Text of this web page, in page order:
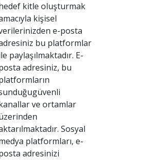
kitle oluşturmak
kişisel
e-posta
bu platformlar
paylaşılmaktadır. E-
adresiniz, bu
ve ortamlar
Sosyal
platformları, e-
adresinizi